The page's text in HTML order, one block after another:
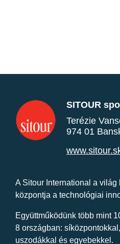
SITOUR
Terézie
974 01
A Sitour International a
központja a technológiai
Együttműködünk több mint
8 országban:
uszodákkal és egyebekkel.